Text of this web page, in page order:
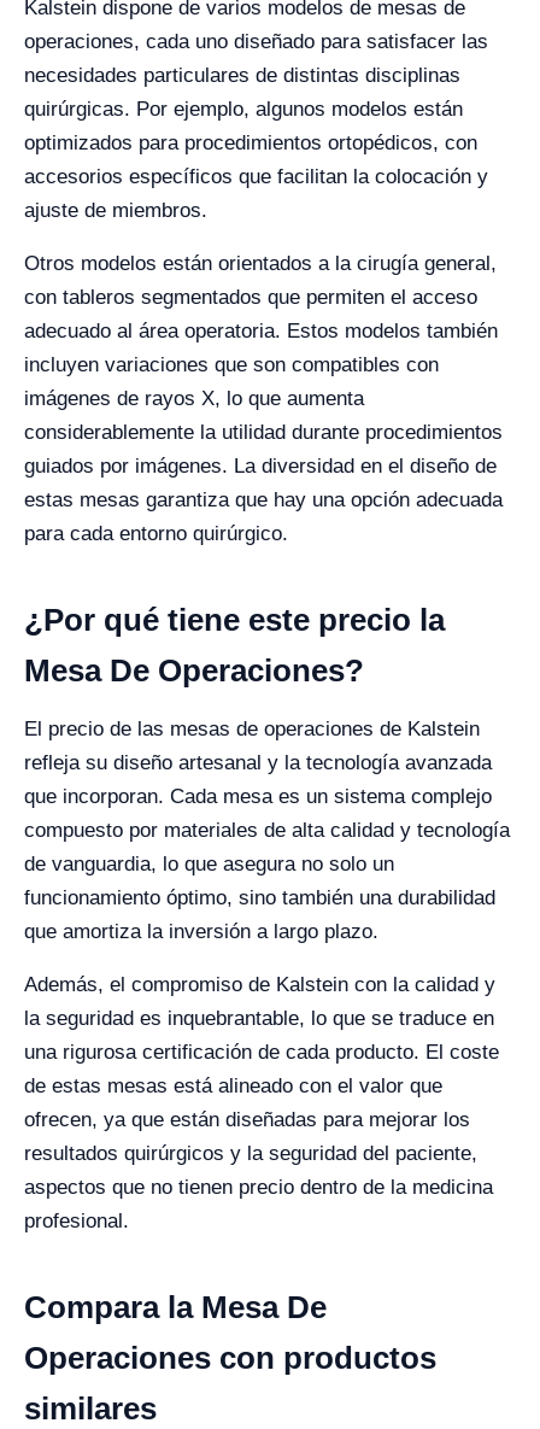
Kalstein dispone de varios modelos de mesas de
operaciones, cada uno diseñado para satisfacer las
necesidades particulares de distintas disciplinas
quirúrgicas. Por ejemplo, algunos modelos están
optimizados para procedimientos ortopédicos, con
accesorios específicos que facilitan la colocación y
ajuste de miembros.
Otros modelos están orientados a la cirugía general,
con tableros segmentados que permiten el acceso
adecuado al área operatoria. Estos modelos también
incluyen variaciones que son compatibles con
imágenes de rayos X, lo que aumenta
considerablemente la utilidad durante procedimientos
guiados por imágenes. La diversidad en el diseño de
estas mesas garantiza que hay una opción adecuada
para cada entorno quirúrgico.
¿Por qué tiene este precio la
Mesa De Operaciones?
El precio de las mesas de operaciones de Kalstein
refleja su diseño artesanal y la tecnología avanzada
que incorporan. Cada mesa es un sistema complejo
compuesto por materiales de alta calidad y tecnología
de vanguardia, lo que asegura no solo un
funcionamiento óptimo, sino también una durabilidad
que amortiza la inversión a largo plazo.
Además, el compromiso de Kalstein con la calidad y
la seguridad es inquebrantable, lo que se traduce en
una rigurosa certificación de cada producto. El coste
de estas mesas está alineado con el valor que
ofrecen, ya que están diseñadas para mejorar los
resultados quirúrgicos y la seguridad del paciente,
aspectos que no tienen precio dentro de la medicina
profesional.
Compara la Mesa De
Operaciones con productos
similares